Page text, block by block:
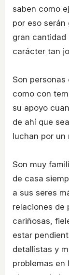
saben como
por eso serán
gran cantidad
carácter tan
Son
como con
su apoyo
de ahí que
luchan por un
Son muy
de casa
a sus seres
relaciones de
cariñosas,
estar
detallistas y
problemas en